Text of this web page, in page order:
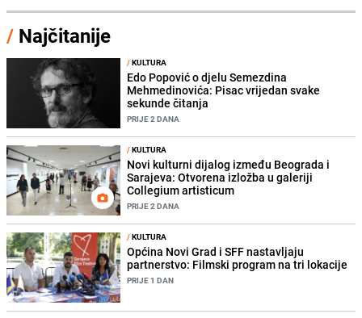
/ Najčitanije
/KULTURA
Edo Popović o djelu Semezdina
Mehmedinovića: Pisac vrijedan svake
sekunde čitanja
PRIJE 2 DANA
/KULTURA
Novi kulturni dijalog između Beograda i
Sarajeva: Otvorena izložba u galeriji
Collegium artisticum
PRIJE 2 DANA
/KULTURA
Općina Novi Grad i SFF nastavljaju
partnerstvo: Filmski program na tri lokacije
PRIJE 1 DAN